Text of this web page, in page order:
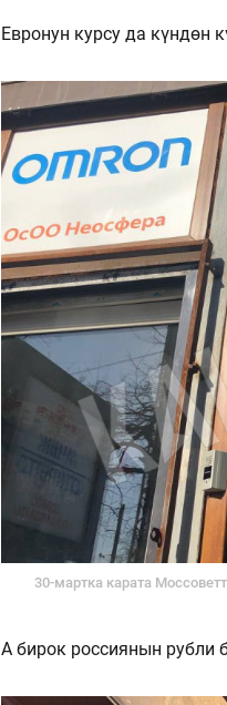
Евронун курсу да күндөн
30-мартка карата
А бирок россиянын рубли